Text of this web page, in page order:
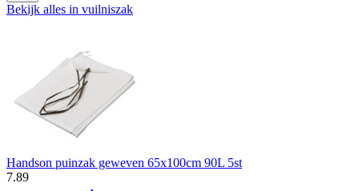
Bekijk alles in vuilniszak
Handson puinzak geweven 65x100cm 90L 5st
7.89